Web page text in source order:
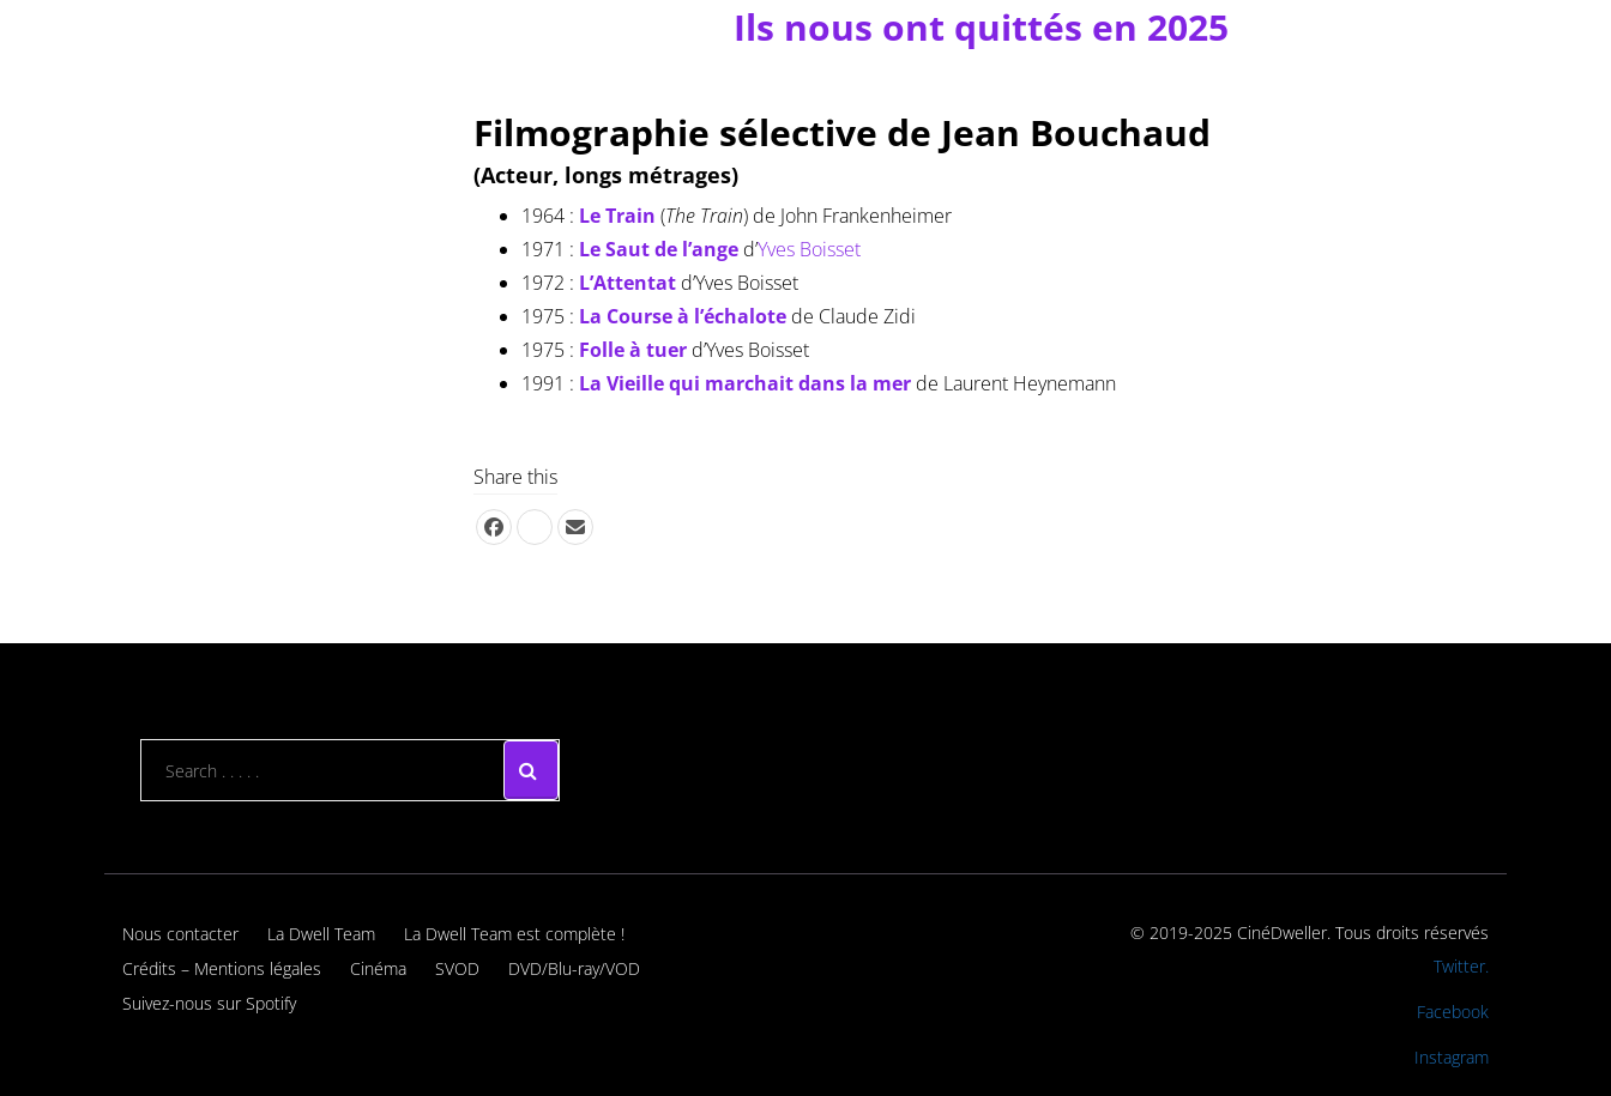
Ils nous ont quittés en 2025
Filmographie sélective de Jean Bouchaud
(Acteur, longs métrages)
1964 : Le Train (The Train) de John Frankenheimer
1971 : Le Saut de l’ange d’Yves Boisset
1972 : L’Attentat d’Yves Boisset
1975 : La Course à l’échalote de Claude Zidi
1975 : Folle à tuer d’Yves Boisset
1991 : La Vieille qui marchait dans la mer de Laurent Heynemann
Share this
Nous contacter La Dwell Team
La Dwell Team est complète !
Crédits – Mentions légales
Cinéma SVOD
DVD/Blu-ray/VOD
Suivez-nous sur Spotify
© 2019-2025 CinéDweller. Tous droits réservés
Twitter.
Facebook
Instagram